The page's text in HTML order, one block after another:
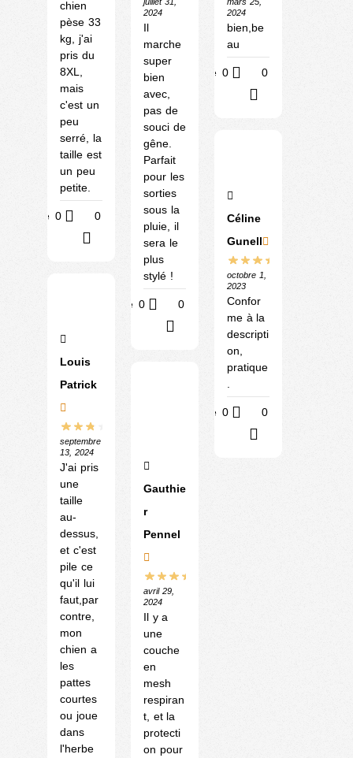
chien
pèse 33
kg, j'ai
pris du
8XL,
mais
c'est un
peu
serré, la
taille est
un peu
petite.
Utile 0 0
Louis
Patrick
septembre
13, 2024
J'ai pris
une
taille
au-
dessus,
et c'est
pile ce
qu'il lui
faut,par
contre,
mon
chien a
les
pattes
courtes
ou joue
dans
l'herbe
2024
Il
marche
super
bien
avec,
pas de
souci de
gêne.
Parfait
pour les
sorties
sous la
pluie, il
sera le
plus
stylé !
Utile 0 0
Gauthie
r
Pennel
avril 29,
2024
Il y a
une
couche
en
mesh
respiran
t, et la
protecti
on pour
2024
bien,be
au
Utile 0 0
Céline
Gunell
octobre 1,
2023
Confor
me à la
descripti
on,
pratique
.
Utile 0 0